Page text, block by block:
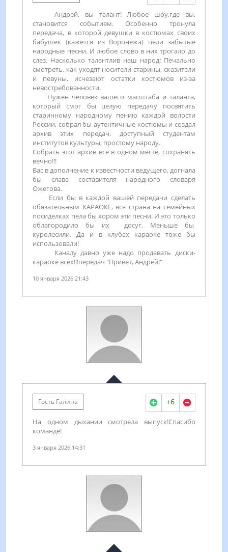
Андрей, вы талант! Любое шоу,где вы,
становится событием. Особенно тронула
передача, в которой девушки в костюмах своих
бабушек (кажется из Воронежа) пели забытые
народные песни. И любое слово в них трогало до
слез. Насколько талантлив наш народ! Печально
смотреть, как уходят носители старины, сказители
и певуны, исчезают остатки костюмов из-за
невостребованности.
Нужен человек вашего масштаба и таланта,
который смог бы целую передачу посвятить
старинному народному пению каждой волости
России, собрал бы аутентичные костюмы и создал
архив этих передач, доступный студентам
институтов культуры, простому народу.
Собрать этот архив всё в одном месте, сохранять
вечно!!!
Вас в дополнение к известности ведущего, догнала
бы слава составителя народного словаря
Ожегова.
Если бы в каждой вашей передачи сделать
обязательным КАРАОКЕ, вся страна на семейных
посиделках пела бы хором эти песни. И это только
облагородило бы их досуг. Меньше бы
куролесили. Да и в клубах караоке тоже бы
использовали!
Каналу давно уже надо продавать диски-
караоке всех!!!передач "Привет, Андрей!"
10 января 2026 21:43
Гость Галина +6
На одном дыхании смотрела выпуск!Спасибо
команде!
3 января 2026 14:31